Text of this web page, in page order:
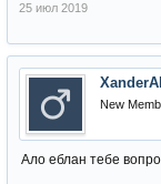
25 июл 2019
New
Ало еблан тебе